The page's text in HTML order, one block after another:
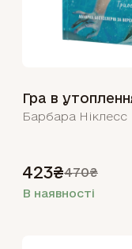
Гра в
Барбара Ніклесс
423₴470₴
В наявності